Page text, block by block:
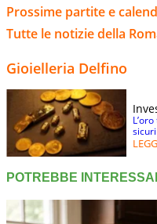
Prossime partite e
Tutte le notizie della
Gioielleria Delfino
sicuri